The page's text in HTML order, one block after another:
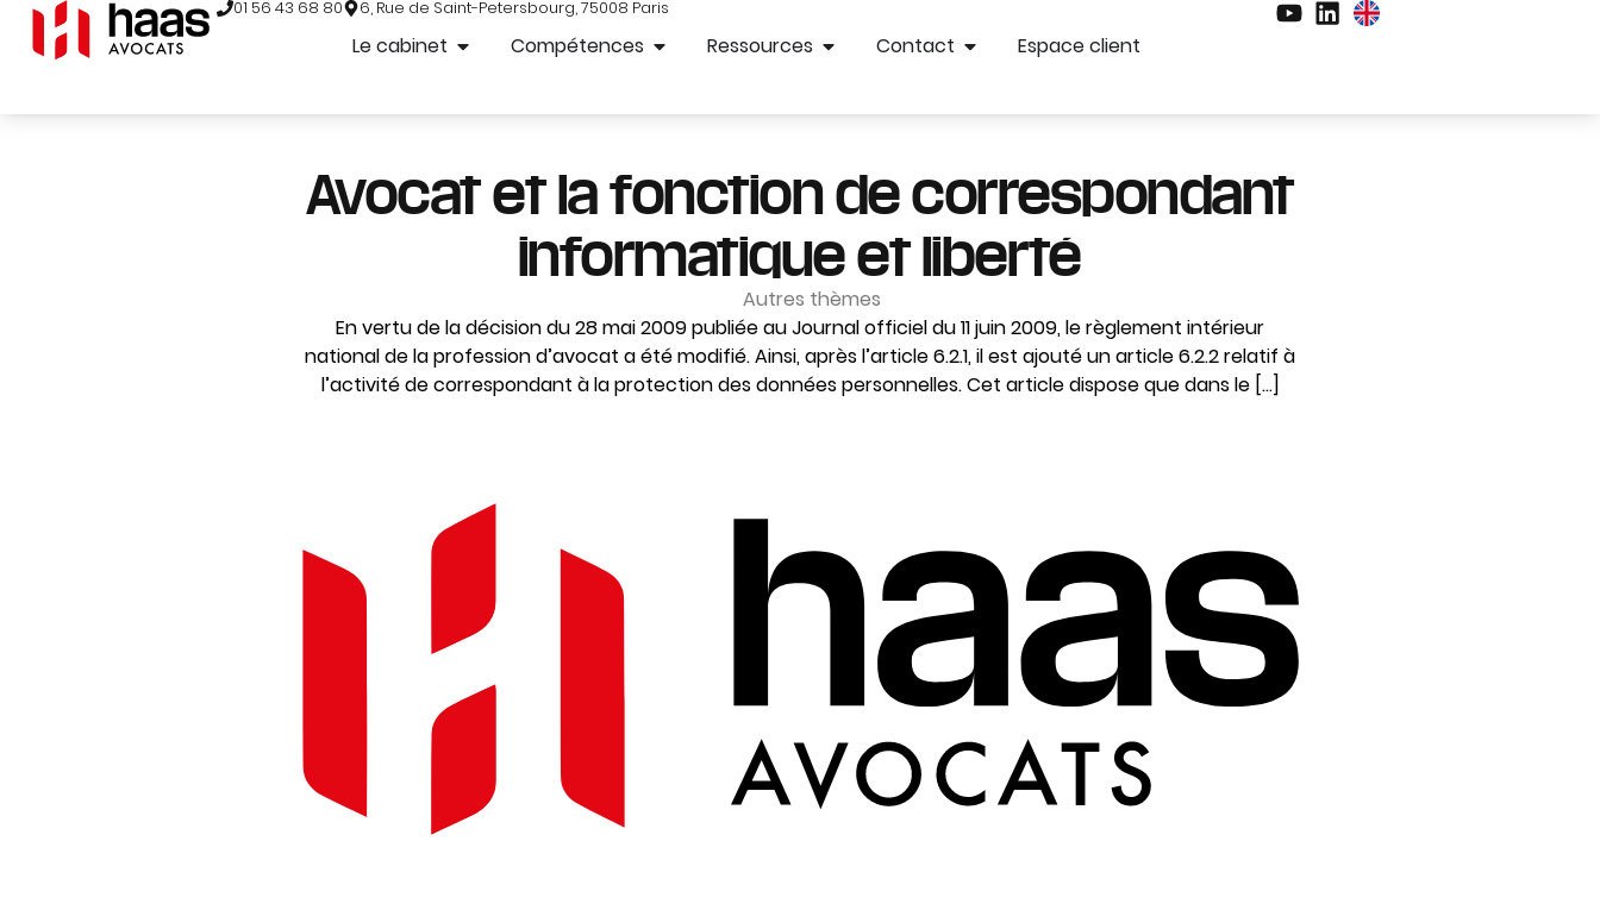
01 56 43 68 80 6, Rue de Saint-Petersbourg, 75008 Paris
Le cabinet Compétences Ressources Contact Espace client
Avocat et la fonction de correspondant
informatique et liberté
Autres thèmes
En vertu de la décision du 28 mai 2009 publiée au Journal officiel du 11 juin 2009, le règlement intérieur
national de la profession d’avocat a été modifié. Ainsi, après l’article 6.2.1, il est ajouté un article 6.2.2 relatif à
l’activité de correspondant à la protection des données personnelles. Cet article dispose que dans le […]